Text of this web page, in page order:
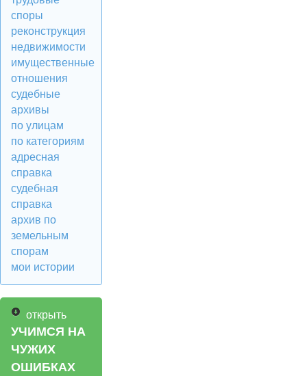
споры
реконструкция
недвижимости
имущественные
отношения
судебные
архивы
по улицам
по категориям
адресная
справка
судебная
справка
архив по
земельным
спорам
мои истории
открыть
УЧИМСЯ НА
ЧУЖИХ
ОШИБКАХ